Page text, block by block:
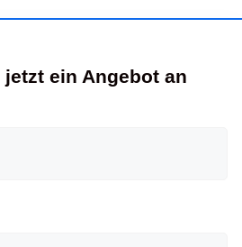
jetzt ein Angebot an